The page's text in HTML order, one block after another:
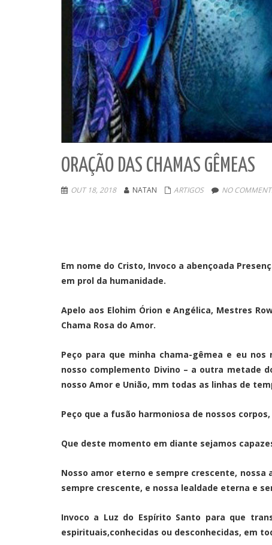
ORAÇÃO DAS CHAMAS GÊMEAS
OUT 18, 2018 NATAN ARTIGOS NO
Em nome do Cristo, Invoco a abençoada
em prol da humanidade.
Apelo aos Elohim Órion e Angélica, Mestres
Chama Rosa do Amor.
Peço para que minha chama-gêmea e eu
nosso complemento Divino – a outra metade
nosso Amor e União, mm todas as linhas de
Peço que a fusão harmoniosa de nossos
Que deste momento em diante sejamos
Nosso amor eterno e sempre crescente,
sempre crescente, e nossa lealdade eterna e
Invoco a Luz do Espírito Santo para que
espirituais,conhecidas ou desconhecidas, em